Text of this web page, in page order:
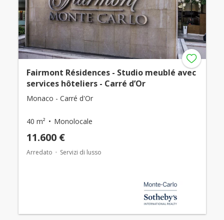
Fairmont Résidences - Studio meublé avec
services hôteliers - Carré d’Or
Monaco - Carré d'Or
40 m² Monolocale
11.600 €
Arredato Servizi di lusso